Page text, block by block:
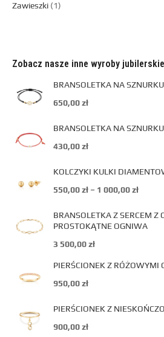
Zawieszki 1
Zobacz nasze inne wyroby jubilerskie
BRANSOLETKA NA
650,00zł
BRANSOLETKA NA
430,00zł
KOLCZYKI KULKI
550,00zł – 1 000,00zł
BRANSOLETKA Z SERCEM Z
PROSTOKĄTNE OGNIWA
3 500,00zł
PIERŚCIONEK Z RÓŻOWYMI
950,00zł
PIERŚCIONEK Z
900,00zł